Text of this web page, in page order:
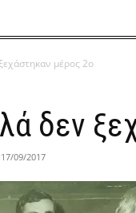
μέρος 2ο
δεν
17/09/2017